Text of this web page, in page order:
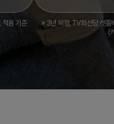
용 기준
※ 3년 약정, TV회선당 셋
(